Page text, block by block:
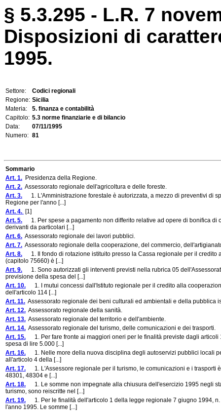
§ 5.3.295 - L.R. 7
Disposizioni di
1995.
Settore:
Codici regionali
Regione: Sicilia
Materia:
5. finanza e contabilità
Capitolo: 5.3 norme finanziarie e di bilancio
Data:
07/11/1995
Numero: 81
Sommario
Art. 1. Presidenza della Regione.
Art. 2. Assessorato regionale dell'agricoltura e delle foreste.
Art. 3. 1. L'Amministrazione forestale è autorizzata, a mezzo di preventivi di
Regione per l'anno [...]
Art. 4. [1]
Art. 5. 1. Per spese a pagamento non differito relative ad opere di bonifica di
derivanti da particolari [...]
Art. 6. Assessorato regionale dei lavori pubblici.
Art. 7. Assessorato regionale della cooperazione, del commercio,
Art. 8. 1. Il fondo di rotazione istituito presso la Cassa regionale per il credito
(capitolo 75660) è [...]
Art. 9. 1. Sono autorizzati gli interventi previsti nella rubrica 05
previsione della spesa del [...]
Art. 10. 1. I mutui concessi dall'Istituto regionale per il credito alla
dell'articolo 114 [...]
Art. 11. Assessorato regionale dei beni culturali ed ambientali e della pubblica
Art. 12. Assessorato regionale della sanità.
Art. 13. Assessorato regionale del territorio e dell'ambiente.
Art. 14. Assessorato regionale del turismo, delle comunicazioni e dei trasporti.
Art. 15. 1. Per fare fronte ai maggiori oneri per le finalità previste dagli articoli
spesa di lire 5.000 [...]
Art. 16. 1. Nelle more della nuova disciplina degli autoservizi pubblici locali
all'articolo 4 della [...]
Art. 17. 1. L'Assessore regionale per il turismo, le comunicazioni e i trasporti
48301, 48304 e [...]
Art. 18. 1. Le somme non impegnate alla chiusura dell'esercizio 1995 negli
turismo, sono reiscritte nel [...]
Art. 19. 1. Per le finalità dell'articolo 1 della legge regionale 7 giugno 1994,
l'anno 1995. Le somme [...]